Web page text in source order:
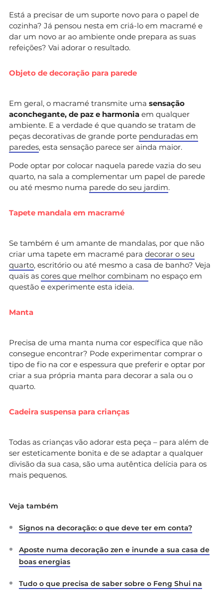
Está a precisar de um suporte novo para o papel de
cozinha? Já pensou nesta em criá-lo em macramé e
dar um novo ar ao ambiente onde prepara as suas
refeições? Vai adorar o resultado.
Objeto de decoração para parede
Em geral, o macramé transmite uma sensação
aconchegante, de paz e harmonia em qualquer
ambiente. E a verdade é que quando se tratam de
peças decorativas de grande porte penduradas em
paredes, esta sensação parece ser ainda maior.
Pode optar por colocar naquela parede vazia do seu
quarto, na sala a complementar um papel de parede
ou até mesmo numa parede do seu jardim.
Tapete mandala em macramé
Se também é um amante de mandalas, por que não
criar uma tapete em macramé para decorar o seu
quarto, escritório ou até mesmo a casa de banho? Veja
quais as cores que melhor combinam no espaço em
questão e experimente esta ideia.
Manta
Precisa de uma manta numa cor específica que não
consegue encontrar? Pode experimentar comprar o
tipo de fio na cor e espessura que preferir e optar por
criar a sua própria manta para decorar a sala ou o
quarto.
Cadeira suspensa para crianças
Todas as crianças vão adorar esta peça – para além de
ser esteticamente bonita e de se adaptar a qualquer
divisão da sua casa, são uma autêntica delícia para os
mais pequenos.
Veja também
Signos na decoração: o que deve ter em conta?
Aposte numa decoração zen e inunde a sua casa de
boas energias
Tudo o que precisa de saber sobre o Feng Shui na